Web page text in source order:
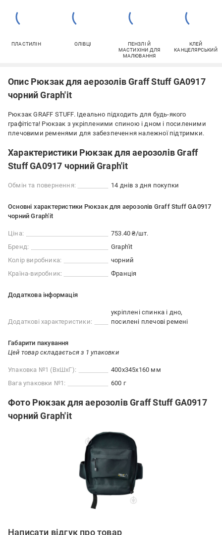
ПЛАСТИЛІН ОЛІВЦІ
ПЕНЗЛІ Й
МАСТИХІНИ ДЛЯ
МАЛЮВАННЯ
КЛЕЙ
КАНЦЕЛЯРСЬКИЙ
Опис Рюкзак для аерозолів Graff Stuff GA0917
чорний Graph'it
Рюкзак GRAFF STUFF. Ідеально підходить для будь-якого
графітіста! Рюкзак з укріпленими спиною і дном і посиленими
плечовими ременями для забезпечення належної підтримки.
Характеристики Рюкзак для аерозолів Graff
Stuff GA0917 чорний Graph'it
Обмін та повернення: 14 днів з дня покупки
Основні характеристики Рюкзак для аерозолів Graff Stuff GA0917
чорний Graph'it
Ціна:
753.40 ₴/шт.
Бренд:
Graph'it
Колір виробника:
чорний
Країна-виробник:
Франція
Додаткова інформація
Додаткові характеристики:
укріплені спинка і дно
посилені плечові ремені
Габарити пакування
Цей товар складається з 1 упаковки
Упаковка №1 (ВхШхГ):
400x345x160 мм
Вага упаковки №1:
600 г
Фото Рюкзак для аерозолів Graff Stuff GA0917
чорний Graph'it
Написати відгук про товар